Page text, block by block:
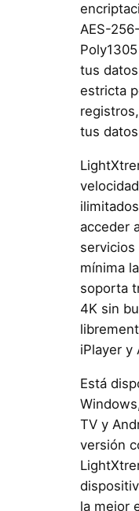
AES-
tus
estricta
tus
acceder
servicios
mínima
soporta
4K sin
iPlayer y
Está
TV y
versión
la mejor